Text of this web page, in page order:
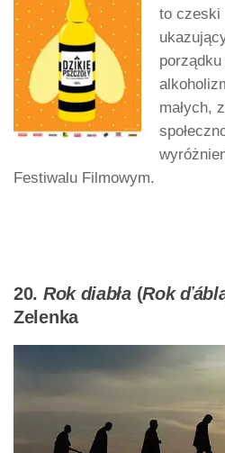
to czeski
małych,
Festiwalu Filmowym.
20. Rok diabła(Rok
Zelenka